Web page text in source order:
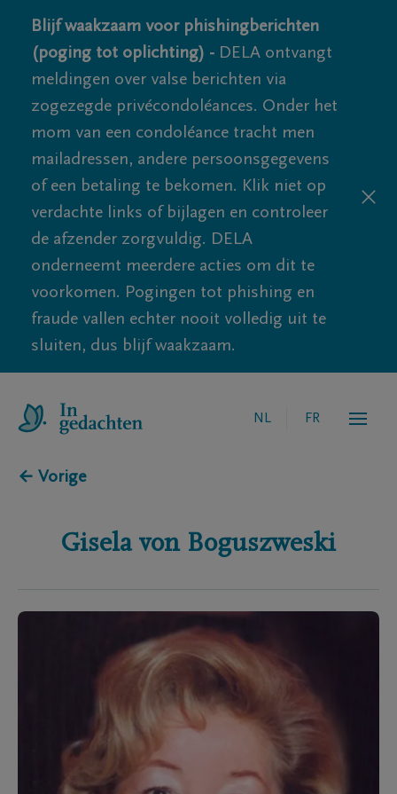
Blijf waakzaam voor phishingberichten
(poging tot oplichting) - DELA ontvangt
meldingen over valse berichten via
zogezegde privécondoléances. Onder het
mom van een condoléance tracht men
mailadressen, andere persoonsgegevens
of een betaling te bekomen. Klik niet op
verdachte links of bijlagen en controleer
de afzender zorgvuldig. DELA
onderneemt meerdere acties om dit te
voorkomen. Pogingen tot phishing en
fraude vallen echter nooit volledig uit te
sluiten, dus blijf waakzaam.
NL FR
← Vorige
Gisela von Boguszweski